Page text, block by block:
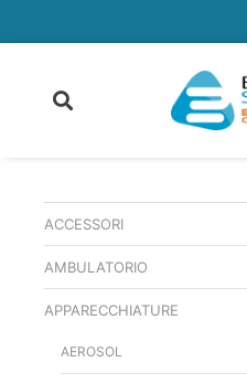
ACCESSORI
AMBULATORIO
APPARECCHIATURE
AEROSOL